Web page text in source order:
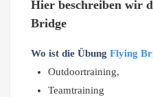
Hier beschreiben wir
Bridge
Wo ist die Übung Flying
Outdoortraining,
Teamtraining